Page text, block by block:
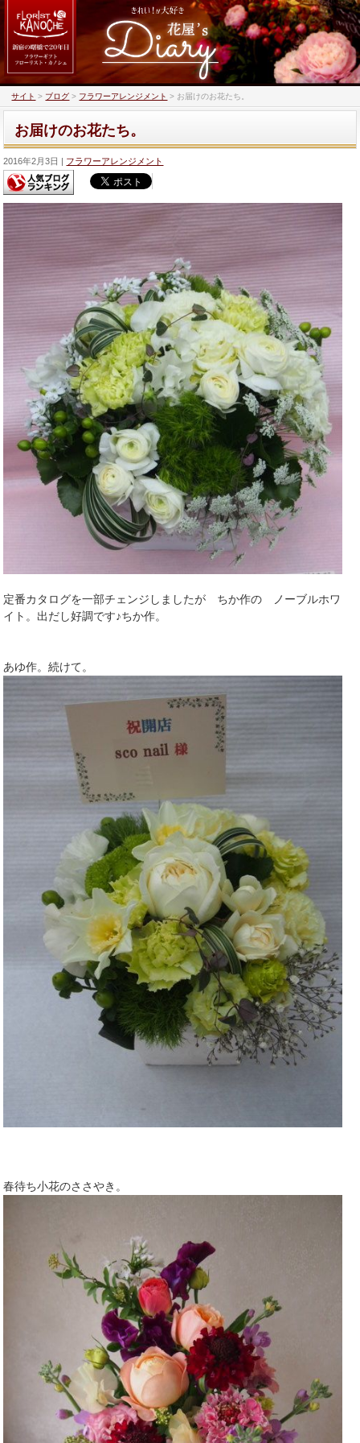
サイト > ブログ > フラワーアレンジメント > お届けのお花たち。
お届けのお花たち。
2016年2月3日 フラワーアレンジメント
定番カタログを一部チェンジしましたが ちか作の ノーブルホワ
イト。出だし好調です♪ちか作。
あゆ作。続けて。
春待ち小花のささやき。